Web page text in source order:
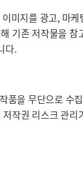
미지를 광고, 마
기존 저작물을
다.
을 무단으로 수
작권 리스크 관리